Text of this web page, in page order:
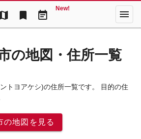
bookmark event_note
New! menu
の地図・住所一覧
トヨアケシ)の住所一覧です。 目的の住
の地図を見る